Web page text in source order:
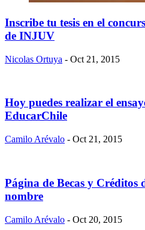
Inscribe tu tesis en el
de INJUV
Nicolas Ortuya - Oct 21, 2015
Hoy puedes realizar el
EducarChile
Camilo Arévalo - Oct 21, 2015
Página de Becas y Créditos
nombre
Camilo Arévalo - Oct 20, 2015